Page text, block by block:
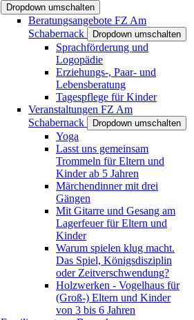
Dropdown umschalten
Beratungsangebote FZ Am
Schabernack
Dropdown umschalten
Sprachförderung und
Logopädie
Erziehungs-, Paar- und
Lebensberatung
Tagespflege für Kinder
Veranstaltungen FZ Am
Schabernack
Dropdown umschalten
Yoga
Lasst uns gemeinsam
Trommeln für Eltern und
Kinder ab 5 Jahren
Märchendinner mit drei
Gängen
Mit Gitarre und Gesang am
Lagerfeuer für Eltern und
Kinder
Warum spielen klug macht.
Das Spiel, Königsdisziplin
oder Zeitverschwendung?
Holzwerken - Vogelhaus für
(Groß-) Eltern und Kinder
von 3 bis 6 Jahren